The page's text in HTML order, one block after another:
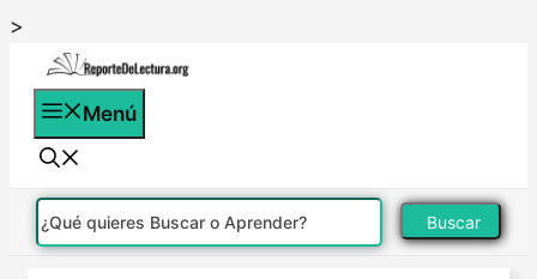
>
contenido
Menú
Buscar